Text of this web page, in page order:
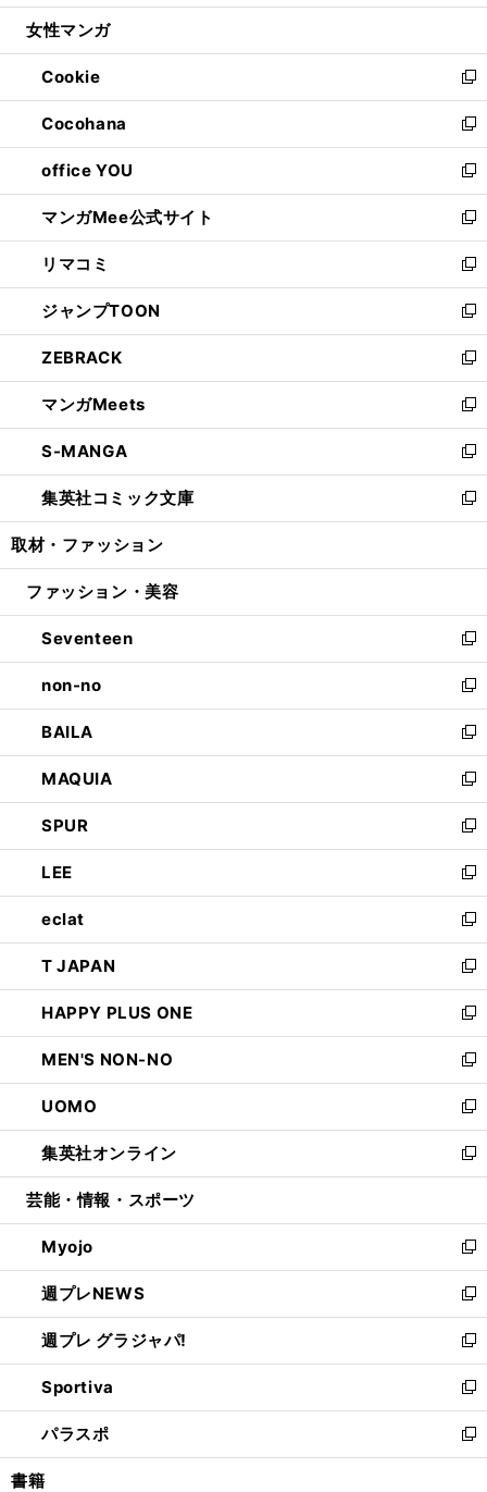
開
ウ
開
く
ン
ウ
で
開
く
ウ
ン
ド
ウ
で
開
く
し
ウ
ィ
ン
ド
ウ
で
開
く
女性マンガ
Cookie
新
し
い
ウ
ィ
ン
ド
ウ
で
開
く
Cocohana
新
し
い
ウ
ィ
ン
ド
ウ
で
開
く
office YOU
新
し
い
ウ
ィ
ン
ド
ウ
で
開
く
マンガMee公式サイト
新
し
い
ウ
ィ
ン
ド
ウ
で
開
く
リマコミ
新
し
い
ウ
ィ
ン
ド
ウ
で
開
く
ジャンプTOON
新
し
い
ウ
ィ
ン
ド
ウ
で
開
ZEBRACK
新
し
い
ウ
ィ
ン
ド
ウ
開
マンガMeets
新
し
い
ウ
ィ
ン
ウ
開
く
S-MANGA
新
し
い
ウ
ン
ウ
で
開
く
集英社コミック文庫
新
し
ウ
ン
ド
ウ
で
開
く
取材・ファッション
ファッション・美容
Seventeen
新
し
い
ウ
ィ
ン
ド
ウ
で
開
く
non-no
新
し
い
ウ
ィ
ン
ド
ウ
で
開
く
BAILA
新
し
い
ウ
ィ
ン
ド
ウ
で
開
く
MAQUIA
新
し
い
ウ
ィ
ン
ド
ウ
で
開
く
SPUR
新
し
い
ウ
ィ
ン
ド
ウ
で
開
く
LEE
新
し
い
ウ
ィ
ン
ド
ウ
で
開
く
eclat
新
し
い
ウ
ィ
ン
ド
ウ
で
開
く
T JAPAN
新
し
い
ウ
ィ
ン
ド
ウ
で
開
HAPPY PLUS ONE
新
し
い
ウ
ィ
ン
ド
ウ
開
く
MEN'S NON-NO
新
し
い
ウ
ィ
ン
ウ
で
開
く
UOMO
新
し
い
ウ
ン
ド
ウ
で
開
く
集英社オンライン
新
し
ウ
ィ
ン
ド
ウ
で
開
く
芸能・情報・スポーツ
Myojo
新
し
い
ウ
ィ
ン
ド
ウ
で
開
週プレNEWS
新
し
い
ウ
ィ
ン
ド
ウ
週プレ グラジャパ!
新
し
い
ウ
ィ
ン
Sportiva
新
し
い
ウ
パラスポ
新
し
書籍